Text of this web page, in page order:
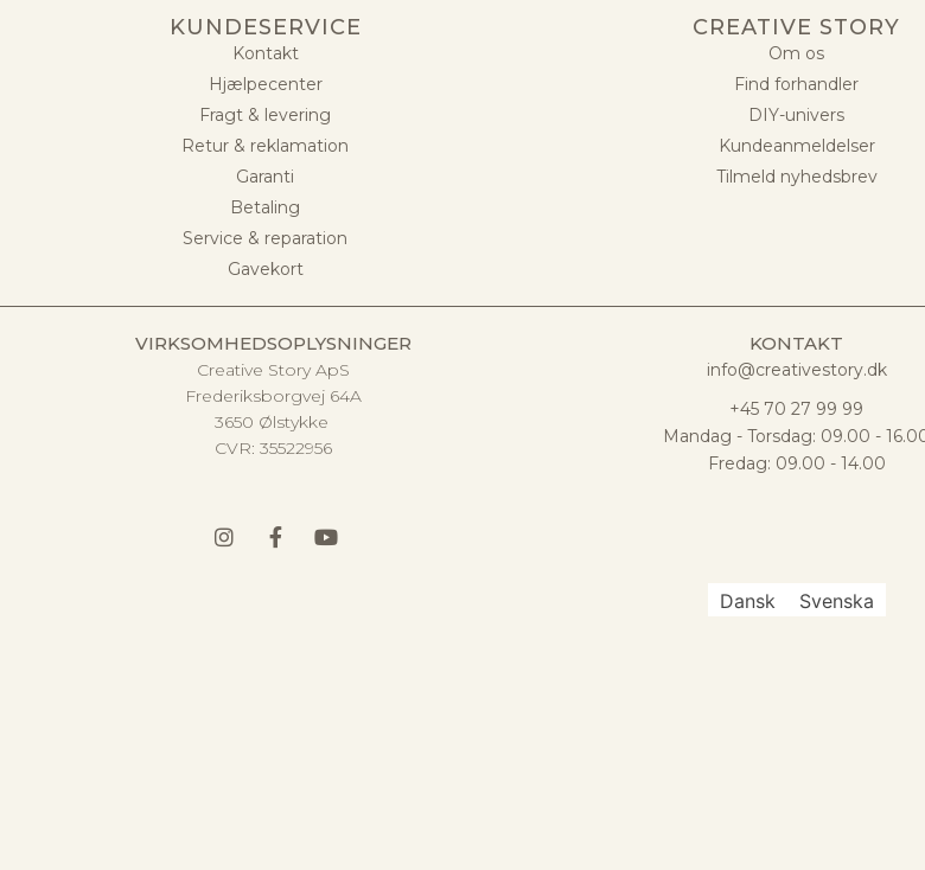
KUNDESERVICE
Kontakt
Hjælpecenter
Fragt & levering
Retur & reklamation
Garanti
Betaling
Service & reparation
Gavekort
CREATIVE STORY
Om os
Find forhandler
DIY-univers
Kundeanmeldelser
Tilmeld nyhedsbrev
VIRKSOMHEDSOPLYSNINGER
Creative Story ApS
Frederiksborgvej 64A
3650 Ølstykke
CVR: 35522956
KONTAKT
info@creativestory.dk
+45 70 27 99 99
Mandag - Torsdag: 09.00 -
Fredag: 09.00 - 14.00
Dansk Svenska